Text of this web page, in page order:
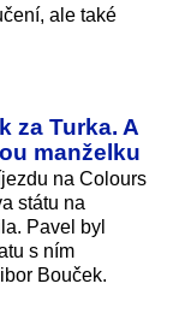
ale také
za Turka. A
manželku
na Colours
státu na
Pavel byl
s ním
Bouček.